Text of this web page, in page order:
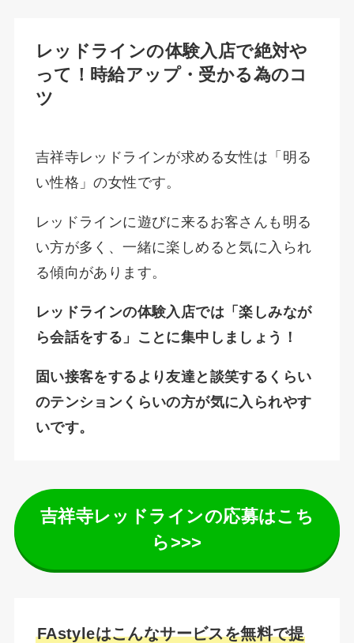
レッドラインの体験入店で絶対や
って！時給アップ・受かる為のコ
ツ
吉祥寺レッドラインが求める女性は「明る
い性格」の女性です。
レッドラインに遊びに来るお客さんも明る
い方が多く、一緒に楽しめると気に入られ
る傾向があります。
レッドラインの体験入店では「楽しみなが
ら会話をする」ことに集中しましょう！
固い接客をするより友達と談笑するくらい
のテンションくらいの方が気に入られやす
いです。
吉祥寺レッドラインの応募はこち
ら>>>
FAstyleはこんなサービスを無料で提